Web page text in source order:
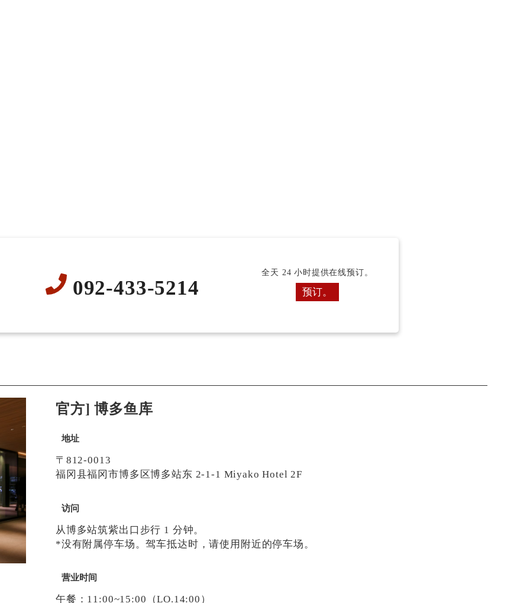
092-433-5214
全天 24 小时提供在线预订。
预订。
官方] 博多鱼库
地址
〒812-0013
福冈县福冈市博多区博多站东 2-1-1 Miyako Hotel 2F
访问
从博多站筑紫出口步行 1 分钟。
*没有附属停车场。驾车抵达时，请使用附近的停车场。
营业时间
午餐：11:00~15:00（LO.14:00）